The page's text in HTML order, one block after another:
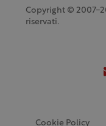
Copyright © 2007-
riservati.
Cookie Policy